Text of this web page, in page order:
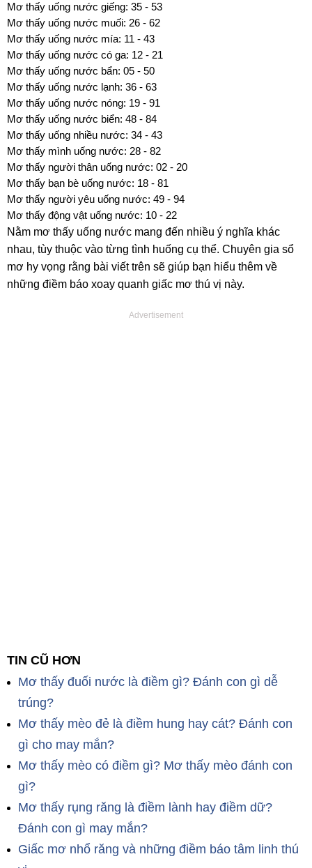
Mơ thấy uống nước giếng: 35 - 53
Mơ thấy uống nước muối: 26 - 62
Mơ thấy uống nước mía: 11 - 43
Mơ thấy uống nước có ga: 12 - 21
Mơ thấy uống nước bẩn: 05 - 50
Mơ thấy uống nước lạnh: 36 - 63
Mơ thấy uống nước nóng: 19 - 91
Mơ thấy uống nước biển: 48 - 84
Mơ thấy uống nhiều nước: 34 - 43
Mơ thấy mình uống nước: 28 - 82
Mơ thấy người thân uống nước: 02 - 20
Mơ thấy bạn bè uống nước: 18 - 81
Mơ thấy người yêu uống nước: 49 - 94
Mơ thấy động vật uống nước: 10 - 22
Nằm mơ thấy uống nước mang đến nhiều ý nghĩa khác
nhau, tùy thuộc vào từng tình huống cụ thể. Chuyên gia sổ
mơ hy vọng rằng bài viết trên sẽ giúp bạn hiểu thêm về
những điềm báo xoay quanh giấc mơ thú vị này.
Advertisement
TIN CŨ HƠN
Mơ thấy đuối nước là điềm gì? Đánh con gì dễ
trúng?
Mơ thấy mèo đẻ là điềm hung hay cát? Đánh con
gì cho may mắn?
Mơ thấy mèo có điềm gì? Mơ thấy mèo đánh con
gì?
Mơ thấy rụng răng là điềm lành hay điềm dữ?
Đánh con gì may mắn?
Giấc mơ nhổ răng và những điềm báo tâm linh thú